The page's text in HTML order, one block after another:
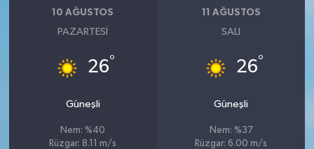
10 AĞUSTOS
PAZARTESI
26°
Güneşli
Nem: %40
Rüzgar: 8.11 m/s
11 AĞUSTOS
SALI
26°
Güneşli
Nem: %37
Rüzgar: 6.00 m/s